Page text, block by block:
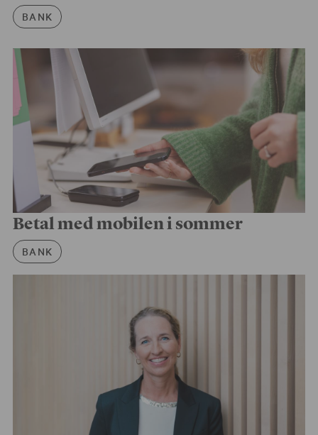
BANK Artikkelkategori
Betal med mobilen i sommer
BANK Artikkelkategori